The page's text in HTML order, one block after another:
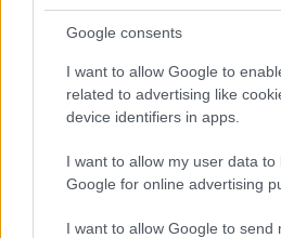
Google consents
I want to allow Google to
related to advertising like
device identifiers in apps.
I want to allow my user data to
Google for online advertising
I want to allow Google to send